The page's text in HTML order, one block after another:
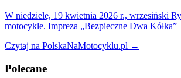
W niedzielę, 19 kwietnia 2026 r., wrzesiński
motocykle. Impreza „Bezpieczne Dwa Kółka”
Czytaj na PolskaNaMotocyklu.pl →
Polecane